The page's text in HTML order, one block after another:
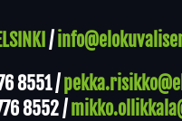
/
8551/
8552/